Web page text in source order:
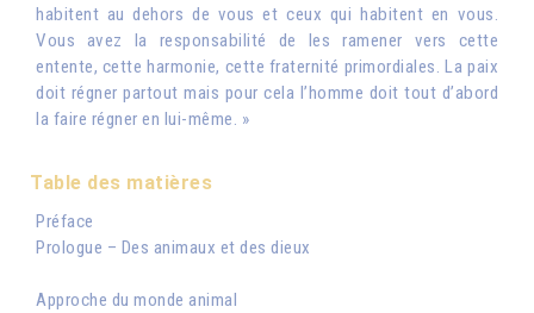
habitent au dehors de vous et ceux qui habitent en vous.
Vous avez la responsabilité de les ramener vers cette
entente, cette harmonie, cette fraternité primordiales. La paix
doit régner partout mais pour cela l’homme doit tout d’abord
la faire régner en lui-même. »
Table des matières
Préface
Prologue – Des animaux et des dieux
Approche du monde animal